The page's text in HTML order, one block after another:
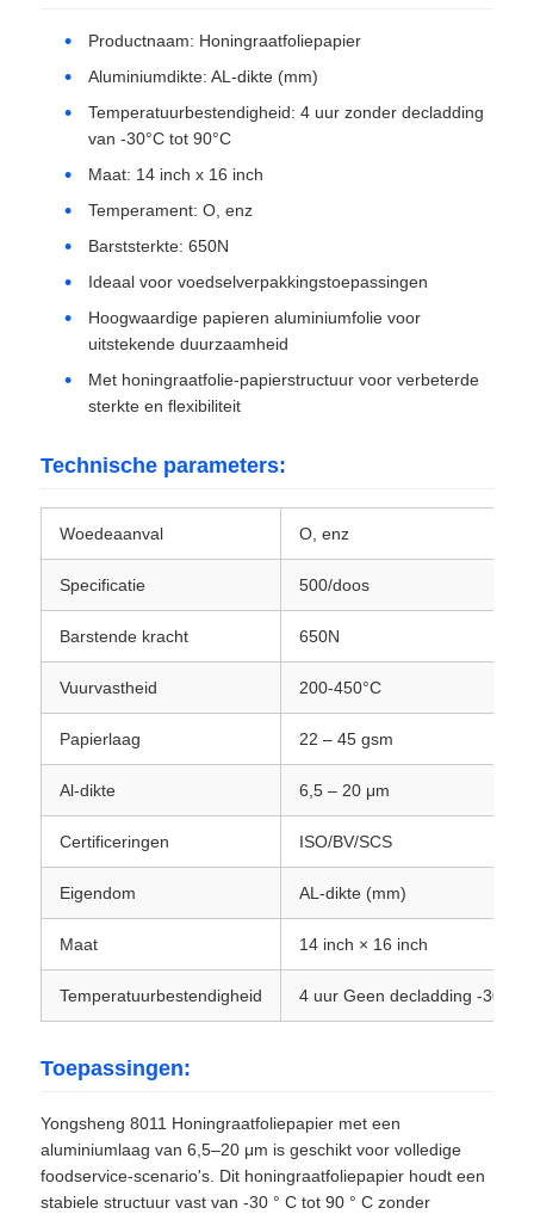
Aluminiumcirkel
Kleurgecoate aluminium spiraal
aluminiumrol
gelamineerde aluminiumfolie
Aluminium honingraatpanelen
Aluminiumhoningraat
Spiegelaluminium
Productnaam: Honingraatfoliepapier
Aluminiumdikte: AL-dikte (mm)
Temperatuurbestendigheid: 4 uur zonder decladding
van -30°C tot 90°C
Maat: 14 inch x 16 inch
Temperament: O, enz
Barststerkte: 650N
Ideaal voor voedselverpakkingstoepassingen
Hoogwaardige papieren aluminiumfolie voor
uitstekende duurzaamheid
Met honingraatfolie-papierstructuur voor verbeterde
sterkte en flexibiliteit
Technische parameters:
Woedeaanval O, enz
Specificatie 500/doos
Barstende kracht 650N
Vuurvastheid 200-450°C
Papierlaag 22 – 45 gsm
Al-dikte 6,5 – 20 μm
Certificeringen ISO/BV/SCS
Eigendom AL-dikte (mm)
Maat 14 inch × 16 inch
Temperatuurbestendigheid 4 uur Geen decladding -30°C/
Toepassingen:
Yongsheng 8011 Honingraatfoliepapier met een
aluminiumlaag van 6,5–20 μm is geschikt voor volledige
foodservice-scenario's. Dit honingraatfoliepapier houdt een
stabiele structuur vast van -30 ° C tot 90 ° C zonder